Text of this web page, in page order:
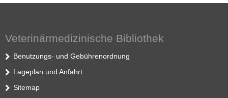
Veterinärmedizinische Bibliothek
Benutzungs- und Gebührenordnung
Lageplan und Anfahrt
Sitemap